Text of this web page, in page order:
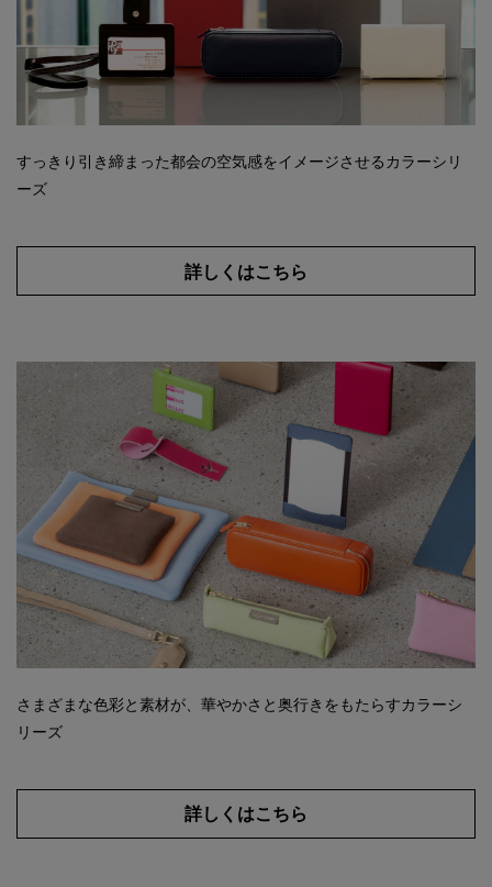
すっきり引き締まった都会の空気感をイメージさせるカラーシリ
ーズ
詳しくはこちら
さまざまな色彩と素材が、華やかさと奥行きをもたらすカラーシ
リーズ
詳しくはこちら